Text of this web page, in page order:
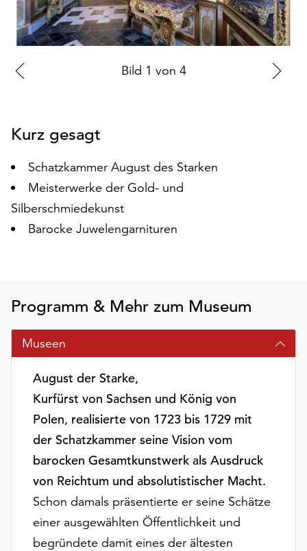
auf
„Alle
akzeptieren“,
um
alle
akzeptieren.
Sie
Ihr
Einverständnis
jederzeit
und
Ihnen
am
Ende
der
Seite
Schaltfläche
„Cookie-
Einstellungen“
Verfügung.
Cookies
werden
auch
ohne
Bild 1 von 4
Kurz gesagt
Schatzkammer August des Starken
Meisterwerke der Gold- und
Silberschmiedekunst
Barocke Juwelengarnituren
Programm & Mehr zum Museum
Museen
August der Starke,
Kurfürst von Sachsen und König von
Polen, realisierte von 1723 bis 1729 mit
der Schatzkammer seine Vision vom
barocken Gesamtkunstwerk als Ausdruck
von Reichtum und absolutistischer Macht.
Schon damals präsentierte er seine Schätze
einer ausgewählten Öffentlichkeit und
begründete damit eines der ältesten